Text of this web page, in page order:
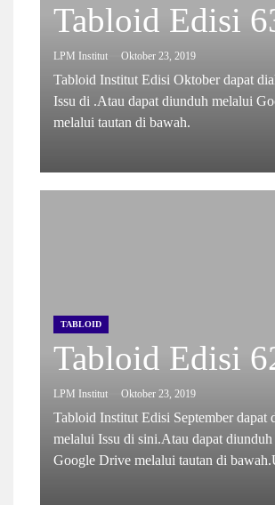
Tabloid Edisi
LPM Institut Oktober 23, 2019
Tabloid Institut Edisi Oktober dapat
Issu di .Atau dapat diunduh melalui
melalui tautan di bawah.
TABLOID
Tabloid Edisi
LPM Institut Oktober 23, 2019
Tabloid Institut Edisi September dapat
melalui Issu di sini.Atau dapat
Google Drive melalui tautan di